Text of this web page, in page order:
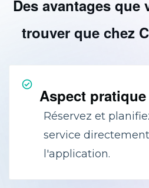
Des avantages que
trouver que chez
Aspect pratique
Réservez et
service
l'application.